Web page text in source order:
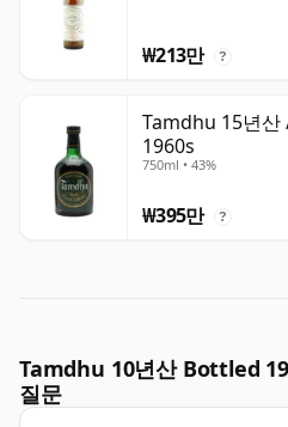
₩213만 ?
Tamdhu 15년
1960s
750ml • 43%
₩395만 ?
Tamdhu 10년산 Bottled
질문